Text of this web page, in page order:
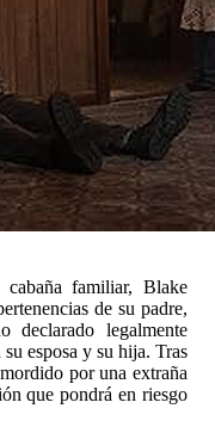
familiar, Blake
de su padre,
legalmente
esposa y su hija. Tras
por una extraña
que pondrá en riesgo